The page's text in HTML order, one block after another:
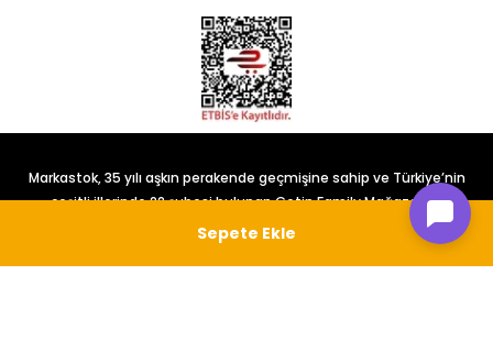
Markastok, 35 yılı aşkın perakende geçmişine sahip ve Türkiye’nin
çeşitli illerinde 22 şubesi bulunan Çetin Family Mağazacılık
tarafından kurulmuştur.